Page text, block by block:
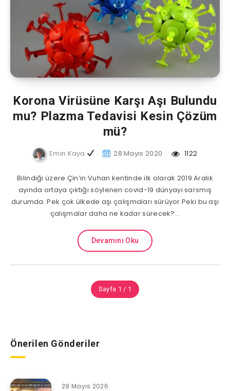
Korona Virüsüne Karşı Aşı Bulundu
mu? Plazma Tedavisi Kesin Çözüm
mü?
Emin Kaya 28 Mayıs 2020 1122
Bilindiği üzere Çin’in Vuhan kentinde ilk olarak 2019 Aralık
ayında ortaya çıktığı söylenen covid-19 dünyayı sarsmış
durumda. Pek çok ülkede aşı çalışmaları sürüyor.Peki bu aşı
çalışmalar daha ne kadar sürecek?…
Devamını Oku
Sayfa 1 / 1
Önerilen Gönderiler
29 Mayıs 2026